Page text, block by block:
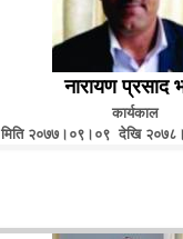
नारायण प्रसाद
कार्यकाल
मिति २०७७।०९।०९ देखि